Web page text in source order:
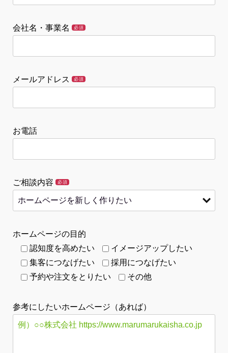
会社名・事業名 必須
メールアドレス 必須
お電話
ご相談内容 必須
ホームページの目的
認知度を高めたい
イメージアップしたい
集客につなげたい
採用につなげたい
予約や注文をとりたい
その他
参考にしたいホームページ（あれば）